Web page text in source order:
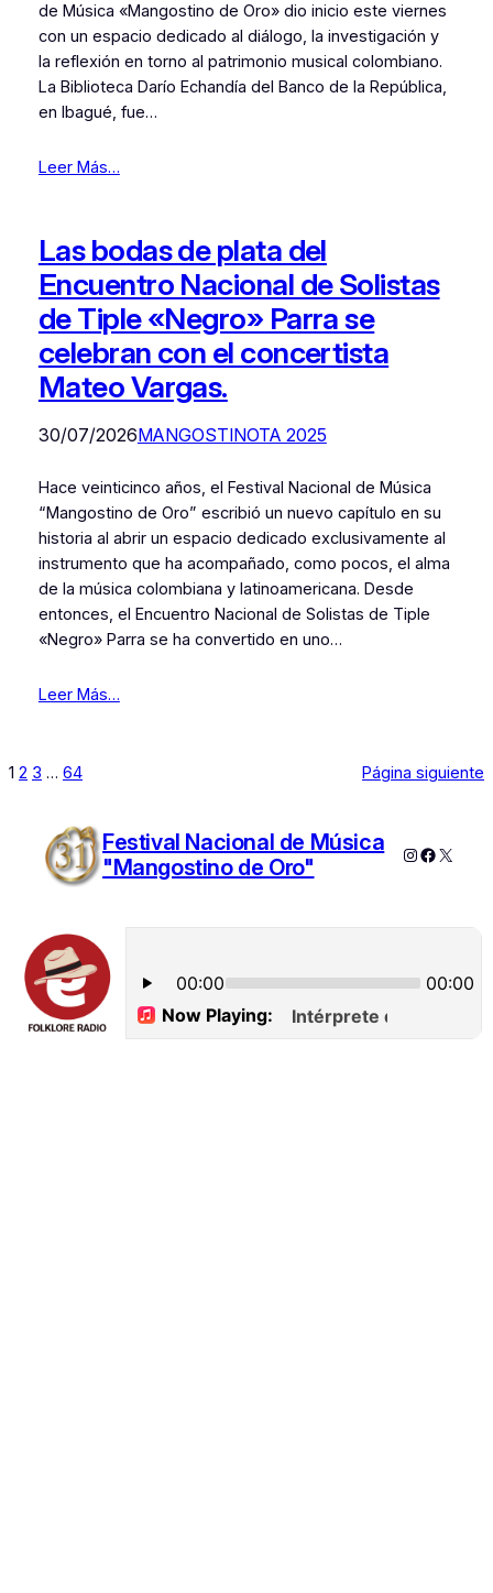
de Música «Mangostino de Oro» dio inicio este viernes
con un espacio dedicado al diálogo, la investigación y
la reflexión en torno al patrimonio musical colombiano.
La Biblioteca Darío Echandía del Banco de la República,
en Ibagué, fue…
Leer Más…
Las bodas de plata del
Encuentro Nacional de Solistas
de Tiple «Negro» Parra se
celebran con el concertista
Mateo Vargas.
30/07/2026MANGOSTINOTA 2025
Hace veinticinco años, el Festival Nacional de Música
“Mangostino de Oro” escribió un nuevo capítulo en su
historia al abrir un espacio dedicado exclusivamente al
instrumento que ha acompañado, como pocos, el alma
de la música colombiana y latinoamericana. Desde
entonces, el Encuentro Nacional de Solistas de Tiple
«Negro» Parra se ha convertido en uno…
Leer Más…
1 2 3 … 64 Página siguiente
Festival Nacional de Música
"Mangostino de Oro"
Instagram
X